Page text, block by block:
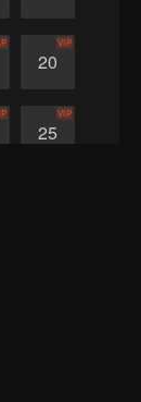
20
VIP
25
VIP